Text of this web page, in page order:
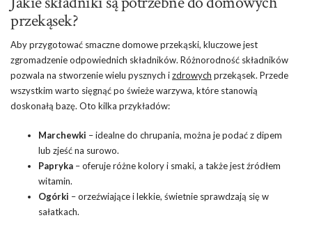
przekąsek?
Aby przygotować smaczne domowe przekąski, kluczowe jest
zgromadzenie odpowiednich składników. Różnorodność składników
pozwala na stworzenie wielu pysznych izdrowych przekąsek. Przede
wszystkim warto sięgnąć po świeże warzywa, które stanowią
doskonałą bazę. Oto kilka przykładów:
Marchewki – idealne do chrupania, można je podać z dipem
lub zjeść na surowo.
Papryka – oferuje różne kolory i smaki, a także jest źródłem
witamin.
Ogórki – orzeźwiające i lekkie, świetnie sprawdzają się w
sałatkach.